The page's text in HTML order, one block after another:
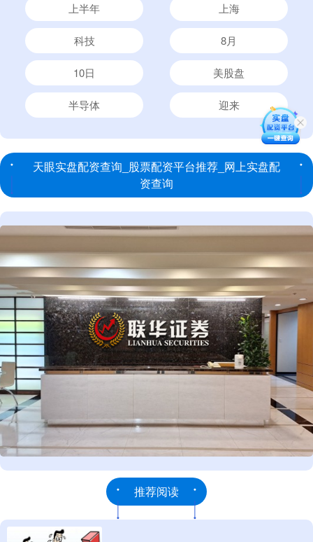
上半年 上海
科技 8月
10日 美股盘
半导体 迎来
天眼实盘配资查询_股票配资平台推荐_网上实盘配
资查询
推荐阅读